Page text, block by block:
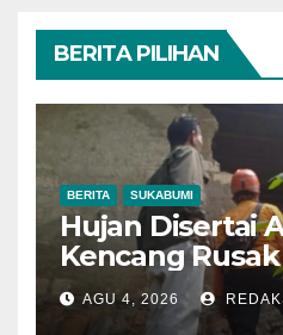
BERITA PILIHAN
BERITA SUKABUMI
Hujan Disertai
Kencang
Warga di
Lakukan
AGU 4, 2026